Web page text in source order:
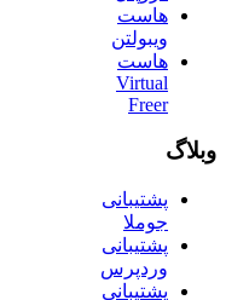
هاست
ویبولتن
هاست
Virtual
Freer
وبلاگ
پشتیبانی
جوملا
پشتیبانی
وردپرس
پشتیبانی